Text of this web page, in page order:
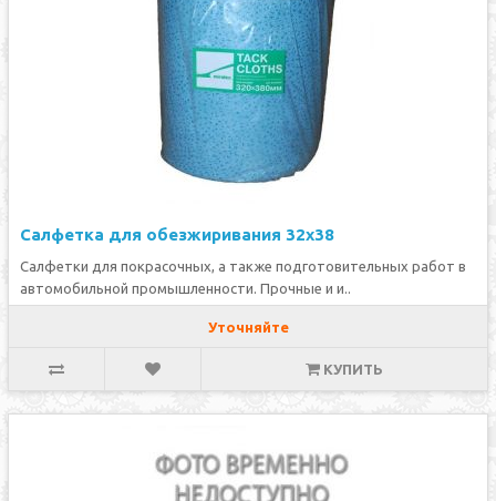
Салфетка для обезжиривания 32х38
Салфетки для покрасочных, а также подготовительных работ в
автомобильной промышленности. Прочные и и..
Уточняйте
КУПИТЬ